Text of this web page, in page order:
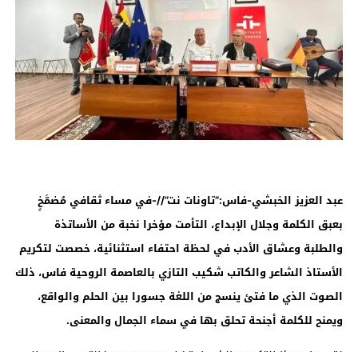
عبد العزيز الخبشي-فاس:”تاونات نت”//-في مساء ثقافي مُضمَّخٍ
بعبق الكلمة وجلال الإبداع، التأمتمؤخرا نخبة من الأساتذة
والطلبة وعشاق الأدب في لحظة احتفاء استثنائية، خصصت لتكريم
الأستاذ الشاعر والكاتب شكيب التازي بالعاصمة الروحية فاس، ذلك
الصوت الذي ما فتئ ينسج من اللغة جسورا بين الحلم والواقع،
ويمنح للكلمة أجنحة تحلق بها في سماء الجمال والمعنى.